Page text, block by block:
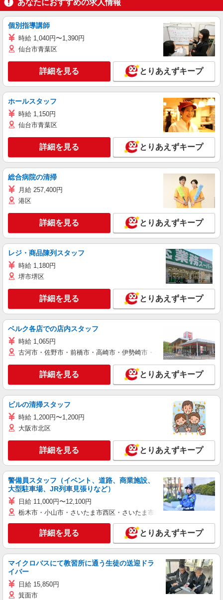
あなたにおすすめの求人情報
個別指導講師
時給 1,040円〜1,390円
仙台市青葉区
詳細を見る とりあえずキープ
ホールスタッフ
時給 1,150円
仙台市青葉区
詳細を見る とりあえずキープ
総合病院の清掃
月給 257,400円
港区
詳細を見る とりあえずキープ
レジ・商品陳列スタッフ
時給 1,180円
堺市堺区
詳細を見る とりあえずキープ
ベルク各店での店内スタッフ
時給 1,065円
古河市・佐野市・前橋市・高崎市・伊勢崎市・太田市・館林市・藤
詳細を見る とりあえずキープ
ビルの清掃スタッフ
時給 1,200円〜1,200円
大阪市北区
詳細を見る とりあえずキープ
警備員スタッフ（イベント、道路、商業施設、
大型駐車場、JR列車見張りなど）
日給 11,000円〜12,100円
栃木市・小山市・さいたま市西区・さいたま市岩槻区・久喜市・蓮田
詳細を見る とりあえずキープ
マイクロバスにて教習所に通う生徒の送迎ドラ
イバー
日給 15,850円
箕面市